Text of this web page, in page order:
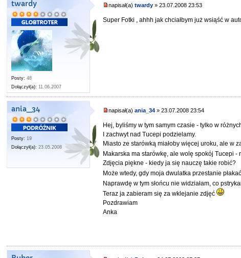
twardy
Posty: 48
Dołączył(a): 11.06.2007
napisał(a)twardy » 23.07.2008 23:53
Super Fotki , ahhh jak chciałbym już wsiąść w
ania_34
Posty: 19
Dołączył(a): 23.05.2008
napisał(a)ania_34 » 23.07.2008 23:54
Hej, byliśmy w tym samym czasie - tylko w
I zachwyt nad Tucepi podzielamy.
Miasto ze starówką miałoby więcej uroku, ale w
Makarska ma starówkę, ale wolę spokój Tucepi
Zdjęcia piękne - kiedy ja się nauczę takie robić?
Może wtedy, gdy moja dwulatka przestanie
Naprawdę w tym słońcu nie widziałam, co
Teraz ja zabieram się za wklejanie zdjęć
Pozdrawiam
Anka